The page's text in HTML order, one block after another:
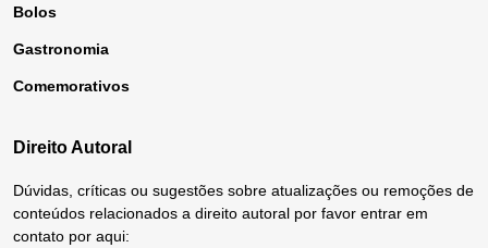
Bolos
Gastronomia
Comemorativos
Direito Autoral
Dúvidas, críticas ou sugestões sobre atualizações ou remoções de
conteúdos relacionados a direito autoral por favor entrar em
contato por aqui: